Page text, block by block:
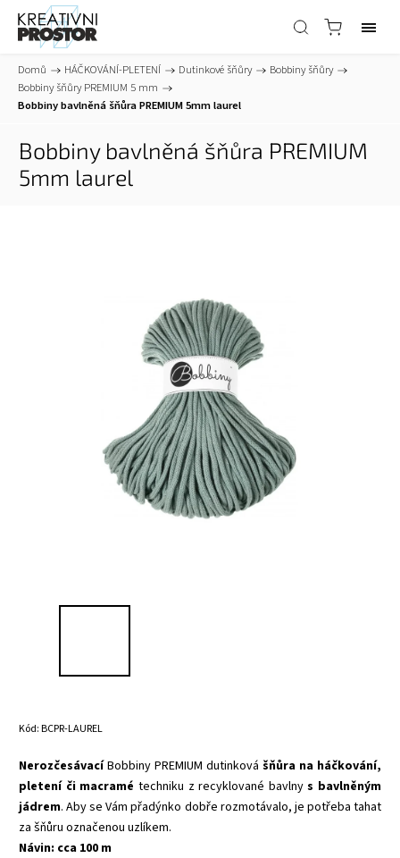
Domů / HÁČKOVÁNÍ-PLETENÍ / Dutinkové šňůry / Bobbiny šňůry /
Bobbiny šňůry PREMIUM 5 mm /
Bobbiny bavlněná šňůra PREMIUM 5mm laurel
Bobbiny bavlněná šňůra PREMIUM
5mm laurel
Kód:BCPR-LAUREL
NerozčesávacíBobbiny PREMIUM dutinková šňůra na háčkování,
pletení či macramé techniku z recyklované bavlnys bavlněným
jádrem. Aby se Vám přadýnko dobře rozmotávalo, je potřeba tahat
za šňůru označenou uzlíkem.
Návin: cca 100 m